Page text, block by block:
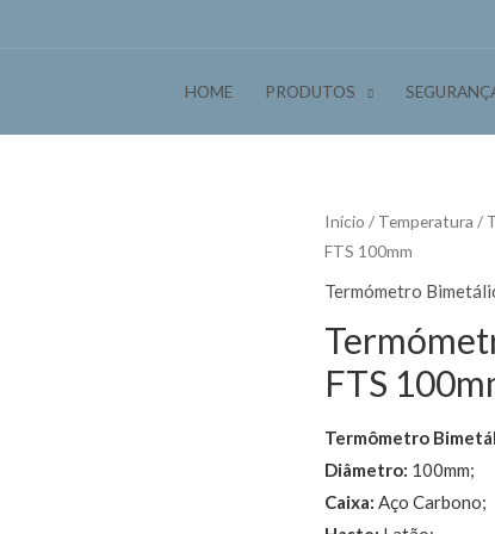
HOME PRODUTOS
Início / Temperatura /
FTS 100mm
Termómetro
FTS
Termômetro
Diâmetro: 100mm;
Caixa: Aço Carbono;